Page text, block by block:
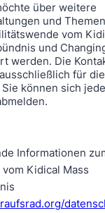
über weitere
und
vom
und
werden. Die
für
können sich
Informationen
Kidical Mass